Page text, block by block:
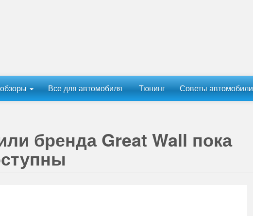
Все для автомобиля Тюнинг Советы
бренда Great Wall пока